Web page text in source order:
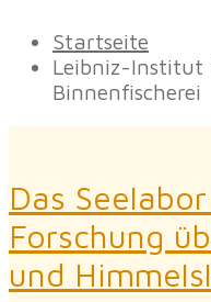
Startseite
Leibniz-Institut
Binnenfischerei
Das
Forschung
und